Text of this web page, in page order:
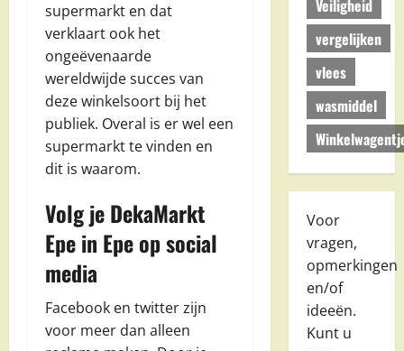
supermarkt en dat
verklaart ook het
ongeëvenaarde
wereldwijde succes van
deze winkelsoort bij het
publiek. Overal is er wel een
supermarkt te vinden en
dit is waarom.
Volg je DekaMarkt
Epe in Epe op social
media
Facebook en twitter zijn
voor meer dan alleen
Veiligheid
vergelijken
vlees
wasmiddel
Voor
vragen,
opmerkingen
en/of
ideeën.
Kunt u